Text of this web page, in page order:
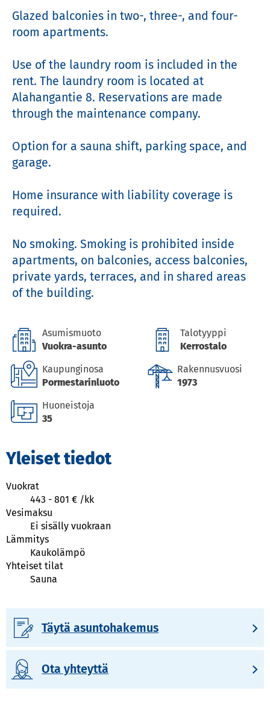
Glazed balconies in two-, three-, and four-
room apartments.
Use of the laundry room is included in the
rent. The laundry room is located at
Alahangantie 8. Reservations are made
through the maintenance company.
Option for a sauna shift, parking space, and
garage.
Home insurance with liability coverage is
required.
No smoking. Smoking is prohibited inside
apartments, on balconies, access balconies,
private yards, terraces, and in shared areas
of the building.
Asumismuoto
Vuokra-asunto
Talotyyppi
Kerrostalo
Kaupunginosa
Pormestarinluoto
Rakennusvuosi
1973
Huoneistoja
35
Yleiset tiedot
Vuokrat
443 - 801 € / kk
Vesimaksu
Ei sisälly vuokraan
Lämmitys
Kaukolämpö
Yhteiset tilat
Sauna
Täytä asuntohakemus
Ota yhteyttä